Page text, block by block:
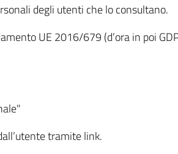
degli utenti che lo consultano.
UE 2016/679 (d’ora in poi
tramite link.